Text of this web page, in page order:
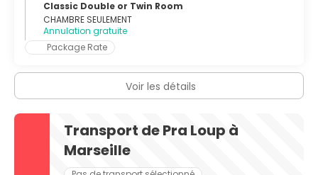
Classic Double or Twin Room
CHAMBRE SEULEMENT
Annulation gratuite
Package Rate
Voir les détails
Transport de Pra Loup à
Marseille